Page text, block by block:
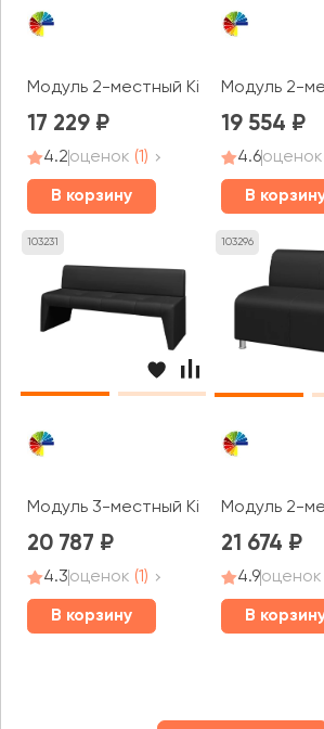
Модуль 2-местный Kit2 Кит MVK
17 229
4.2оценок (1)
В корзину
Модуль 2-
19 554
4.6оценок
В
103231
Модуль 3-местный Kit3 Кит MVK
20 787
4.3оценок (1)
В корзину
103296
Модуль 2-
21 674
4.9оценок
В